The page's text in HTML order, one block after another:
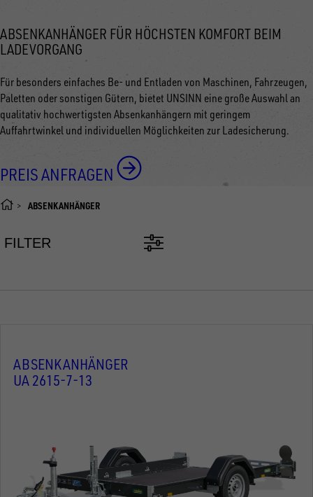
ABSENKANHÄNGER FÜR HÖCHSTEN KOMFORT BEIM
LADEVORGANG
Für besonders einfaches Be- und Entladen von Maschinen, Fahrzeugen,
Paletten oder sonstigen Gütern, bietet UNSINN eine große Auswahl an
qualitativ hochwertigsten Absenkanhängern mit geringem
Auffahrtwinkel und individuellen Möglichkeiten zur Ladesicherung.
PREIS ANFRAGEN
ABSENKANHÄNGER
FILTER
ABSENKANHÄNGER
UA 2615-7-13